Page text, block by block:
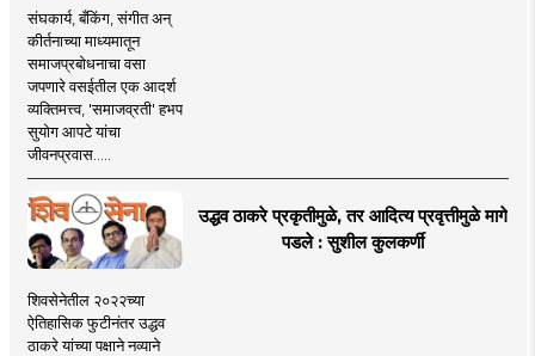
संघकार्य, बँकिंग, संगीत अन्
कीर्तनाच्या माध्यमातून
समाजप्रबोधनाचा वसा
जपणारे वसईतील एक आदर्श
व्यक्तिमत्त्व, 'समाजव्रती' हभप
सुयोग आपटे यांचा
जीवनप्रवास.....
उद्धव ठाकरे प्रकृतीमुळे, तर आदित्य प्रवृत्तीमुळे मागे
पडले : सुशील कुलकर्णी
शिवसेनेतील २०२२च्या
ऐतिहासिक फुटीनंतर उद्धव
ठाकरे यांच्या पक्षाने नव्याने